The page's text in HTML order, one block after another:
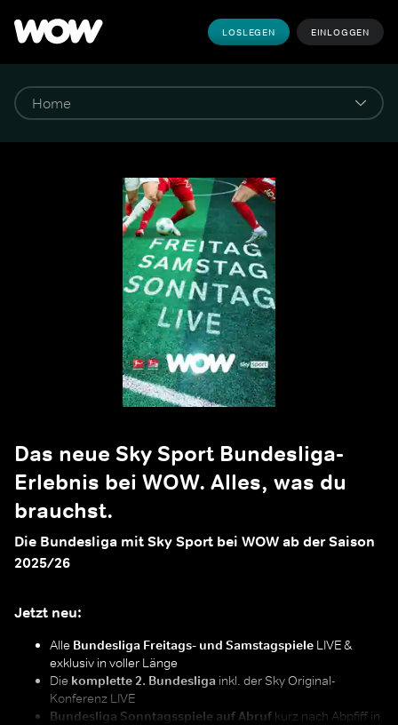
LOSLEGEN EINLOGGEN
Das neue Sky Sport Bundesliga-
Erlebnis bei WOW. Alles, was du
brauchst.
Die Bundesliga mit Sky Sport bei WOW ab der Saison
2025/26
Jetzt neu:
Alle Bundesliga Freitags- und Samstagspiele LIVE &
exklusiv in voller Länge
Die komplette 2. Bundesliga inkl. der Sky Original-
Konferenz LIVE
Bundesliga Sonntagsspiele auf Abruf kurz nach Abpfiff in